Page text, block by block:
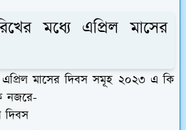
মধ্যে এপ্রিল মাসের
এপ্রিল মাসের দিবস সমূহ ২০২৩ এ কি
নজরে-
দিবস